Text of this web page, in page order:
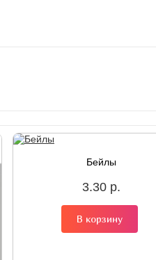
Бейлы
3.30 р.
В корзину